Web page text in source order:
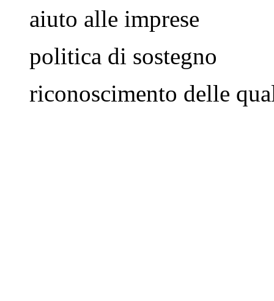
aiuto alle imprese
politica di sostegno
riconoscimento delle